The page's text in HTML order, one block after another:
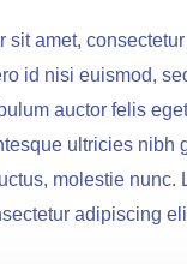
sit amet,
id nisi euismod,
auctor felis
ultricies nibh
molestie nunc.
adipiscing